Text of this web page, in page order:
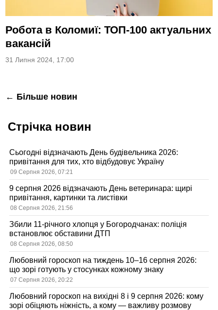
Робота в Коломиї: ТОП-100 актуальних
вакансій
31 Липня 2024, 17:00
Навігація
записами
← Більше новин
Стрічка новин
Сьогодні відзначають День будівельника 2026:
привітання для тих, хто відбудовує Україну
09 Серпня 2026, 07:21
9 серпня 2026 відзначають День ветеринара: щирі
привітання, картинки та листівки
08 Серпня 2026, 21:56
Збили 11-річного хлопця у Богородчанах: поліція
встановлює обставини ДТП
08 Серпня 2026, 08:50
Любовний гороскоп на тиждень 10–16 серпня 2026:
що зорі готують у стосунках кожному знаку
07 Серпня 2026, 20:22
Любовний гороскоп на вихідні 8 і 9 серпня 2026: кому
зорі обіцяють ніжність, а кому — важливу розмову